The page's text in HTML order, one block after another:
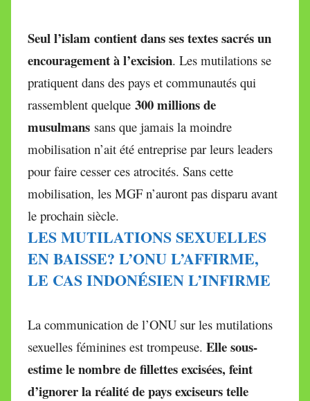
Seul l’islam contient dans ses textes sacrés un
encouragement à l’excision. Les mutilations se
pratiquent dans des pays et communautés qui
rassemblent quelque 300 millions de
musulmans sans que jamais la moindre
mobilisation n’ait été entreprise par leurs leaders
pour faire cesser ces atrocités. Sans cette
mobilisation, les MGF n’auront pas disparu avant
le prochain siècle.
LES MUTILATIONS SEXUELLES
EN BAISSE? L’ONU L’AFFIRME,
LE CAS INDONÉSIEN L’INFIRME
La communication de l’ONU sur les mutilations
sexuelles féminines est trompeuse. Elle sous-
estime le nombre de fillettes excisées, feint
d’ignorer la réalité de pays exciseurs telle